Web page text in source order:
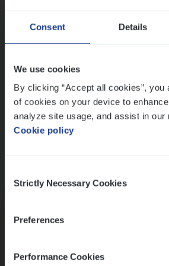
Consent Details
We use cookies
By clicking “Accept all cookies”, you
of cookies on your device to
analyze site usage, and assist in our
Cookie policy
Selection
Strictly Necessary Cookies
Preferences
Performance Cookies
Ons sollicitatieproces